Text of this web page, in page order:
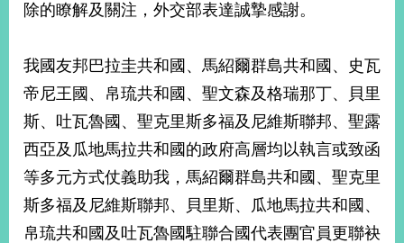
海
護
照
回
頁
網
站
導
關
於
除的瞭解及關注，外交部表達誠摯感謝。
我國友邦巴拉圭共和國、馬紹爾群島共和國、史瓦
帝尼王國、帛琉共和國、聖文森及格瑞那丁、貝里
斯、吐瓦魯國、聖克里斯多福及尼維斯聯邦、聖露
西亞及瓜地馬拉共和國的政府高層均以執言或致函
等多元方式仗義助我，馬紹爾群島共和國、聖克里
斯多福及尼維斯聯邦、貝里斯、瓜地馬拉共和國、
帛琉共和國及吐瓦魯國駐聯合國代表團官員更聯袂